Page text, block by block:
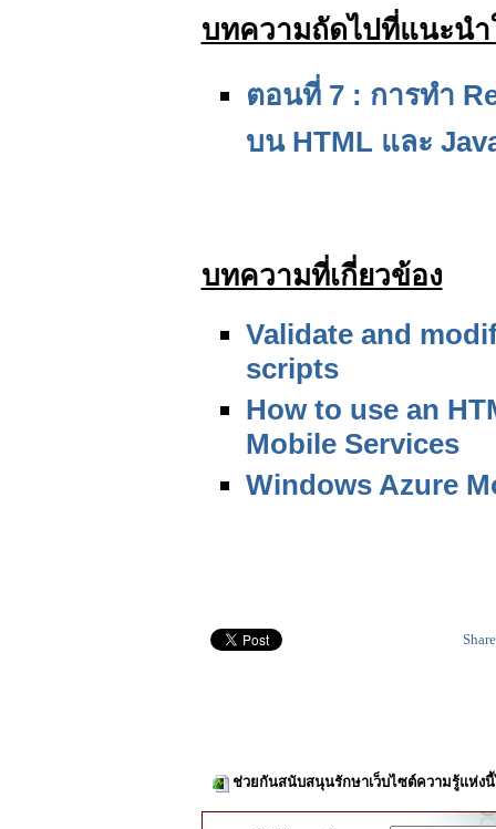
บทความถัดไปที่แนะนำ
ตอนที่ 7 : การทำ
บน HTML และ
บทความที่เกี่ยวข้อง
Validate and
scripts
How to use an
Mobile Services
Windows Azure
Share
ช่วยกันสนับสนุนรักษาเว็บไซต์ความรู้แห่ง